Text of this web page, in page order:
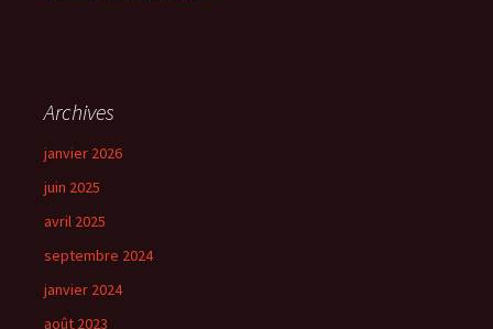
Archives
janvier 2026
juin 2025
avril 2025
septembre 2024
janvier 2024
août 2023